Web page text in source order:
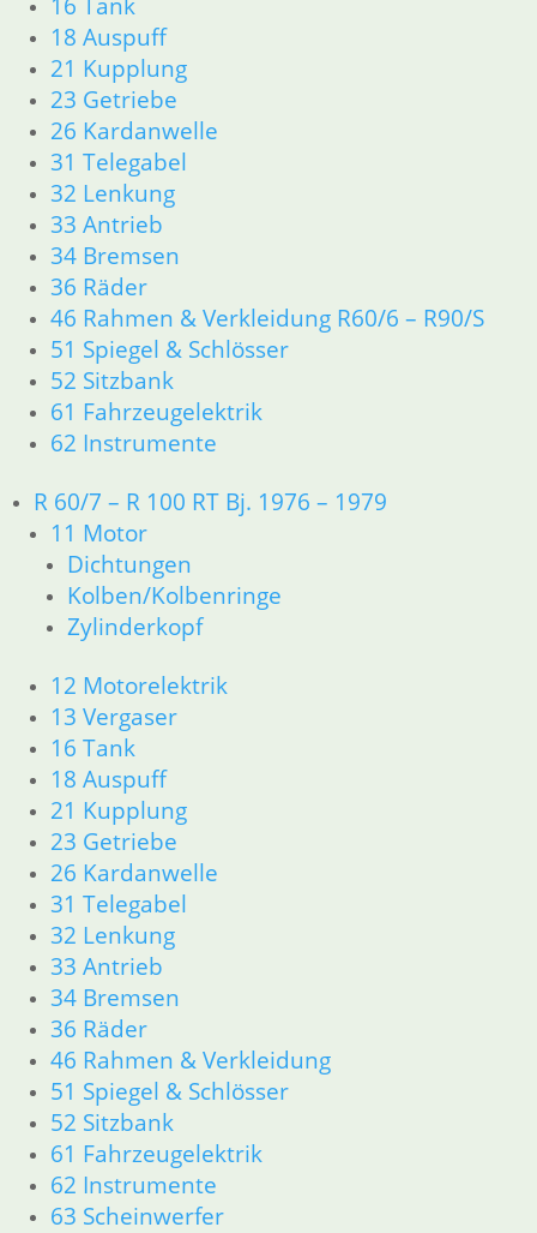
18 Auspuff
21 Kupplung
23 Getriebe
26 Kardanwelle
31 Telegabel
32 Lenkung
33 Antrieb
34 Bremsen
36 Räder
46 Rahmen & Verkleidung R60/6 – R90/S
51 Spiegel & Schlösser
52 Sitzbank
61 Fahrzeugelektrik
62 Instrumente
R 60/7 – R 100 RT Bj. 1976 – 1979
11 Motor
Dichtungen
Kolben/Kolbenringe
Zylinderkopf
12 Motorelektrik
13 Vergaser
16 Tank
18 Auspuff
21 Kupplung
23 Getriebe
26 Kardanwelle
31 Telegabel
32 Lenkung
33 Antrieb
34 Bremsen
36 Räder
46 Rahmen & Verkleidung
51 Spiegel & Schlösser
52 Sitzbank
61 Fahrzeugelektrik
62 Instrumente
63 Scheinwerfer